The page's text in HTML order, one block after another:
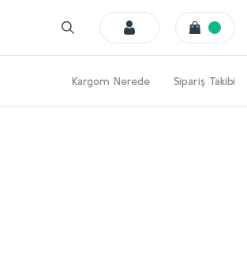
Kargom Nerede Sipariş Takibi